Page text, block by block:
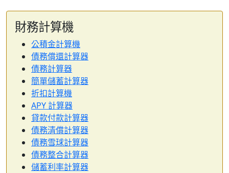
財務計算機
公積金計算機
債務償還計算器
債務計算器
簡單儲蓄計算器
折扣計算機
APY 計算器
貸款付款計算器
債務清償計算器
債務雪球計算器
債務整合計算器
儲蓄利率計算器